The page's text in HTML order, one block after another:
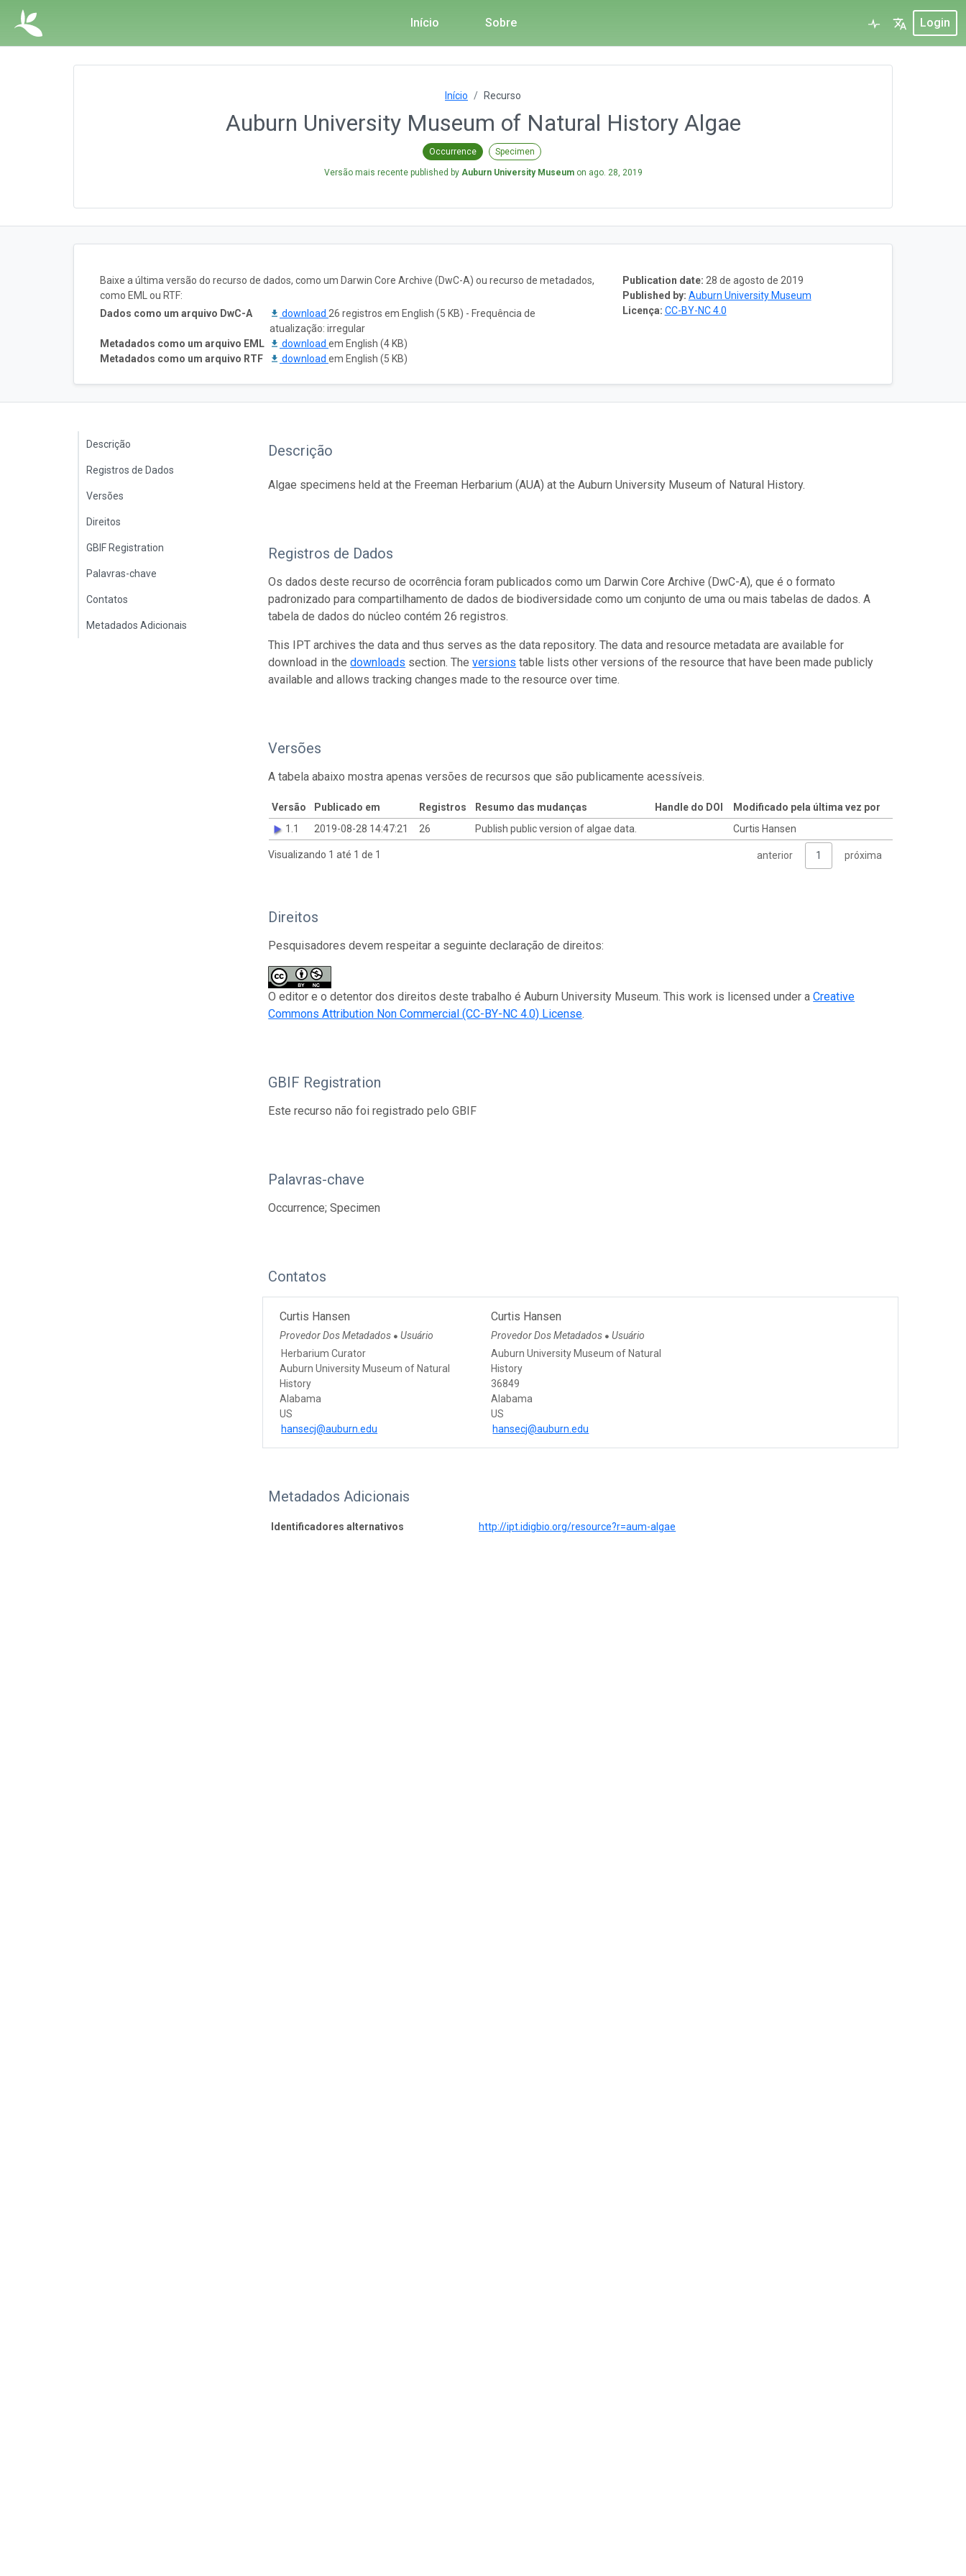
Início Sobre Login
Início Recurso
Auburn University Museum of Natural History Algae
Occurrence Specimen
Versão mais recente published by Auburn University Museumon ago. 28, 2019
Publication date: 28 de agosto de 2019
Published by: Auburn University Museum
Licença: CC-BY-NC 4.0
Baixe a última versão do recurso de dados, como um Darwin Core Archive (DwC-A) ou recurso de metadados,
como EML ou RTF:
Dados como um arquivo DwC-A
download 26 registros em English (5 KB) - Frequência de
atualização: irregular
Metadados como um arquivo EML
download em English (4 KB)
Metadados como um arquivo RTF
download em English (5 KB)
Descrição
Registros de Dados
Versões
Direitos
GBIF Registration
Palavras-chave
Contatos
Metadados Adicionais
Descrição
Algae specimens held at the Freeman Herbarium (AUA) at the Auburn University Museum of Natural History.
Registros de Dados
Os dados deste recurso de ocorrência foram publicados como um Darwin Core Archive (DwC-A), que é o formato
padronizado para compartilhamento de dados de biodiversidade como um conjunto de uma ou mais tabelas de dados. A
tabela de dados do núcleo contém 26 registros.
This IPT archives the data and thus serves as the data repository. The data and resource metadata are available for
download in thedownloads section. Theversions table lists other versions of the resource that have been made publicly
available and allows tracking changes made to the resource over time.
Versões
A tabela abaixo mostra apenas versões de recursos que são publicamente acessíveis.
Versão Publicado em Registros Resumo das mudanças Handle do DOI
Modificado pela última vez por
1.1
2019-08-28 14:47:21 26 Publish public version of algae data. Curtis Hansen
Visualizando 1 até 1 de 1 anterior 1 próxima
Direitos
Pesquisadores devem respeitar a seguinte declaração de direitos:
O editor e o detentor dos direitos deste trabalho é Auburn University Museum. This work is licensed under aCreative
Commons Attribution Non Commercial (CC-BY-NC 4.0) License.
GBIF Registration
Este recurso não foi registrado pelo GBIF
Palavras-chave
Occurrence; Specimen
Contatos
Curtis Hansen
Provedor Dos Metadados ● Usuário
Herbarium Curator
Auburn University Museum of Natural
History
Alabama
US
hansecj@auburn.edu
Curtis Hansen
Provedor Dos Metadados ● Usuário
Auburn University Museum of Natural
History
36849
Alabama
US
hansecj@auburn.edu
Metadados Adicionais
Identificadores alternativos http://ipt.idigbio.org/resource?r=aum-algae